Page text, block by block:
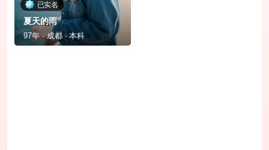
已实名
夏天的雨
97年 · 成都 · 本科